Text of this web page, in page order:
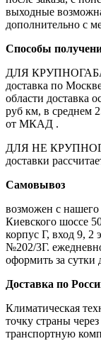
выходные
дополнительно с
Способы
ДЛЯ
доставка по
области доставка
руб км, в среднем
от МКАД .
ДЛЯ НЕ
доставки
Самовывоз
возможен с нашего
Киевского шоссе
корпус Г, вход 9, 2
№202/3Г.
оформить за сутки
Доставка по
Климатическая
точку страны
транспортную